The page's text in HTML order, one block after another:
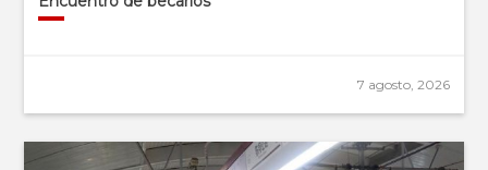
7 agosto, 2026